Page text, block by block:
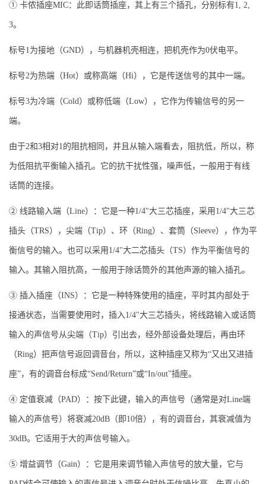
① 卡侬插座MIC：此即话筒插座，其上有三个插孔，分别标有1, 2,
3。
标号1为接地（GND），与机器机壳相连，把机壳作为0伏电平。
标号2为热端（Hot）或称高端（Hi），它是传送信号的其中一端。
标号3为冷端（Cold）或称低端（Low），它作为传输信号的另一
端。
由于2和3相对1的阻抗相同，并且从输入端看去，阻抗低，所以，称
为低阻抗平衡输入插孔。它的抗干扰性强，噪声低，一般用于有线
话筒的连接。
② 线路输入端（Line）：它是一种1/4"大三芯插座，采用1/4"大三芯
插头（TRS），尖端（Tip）、环（Ring）、套筒（Sleeve），作为平
衡信号的输入。也可以采用1/4"大二芯插头（TS）作为平衡信号的
输入。其输入阻抗高，一般用于除话筒外的其他声源的输入插孔。
③ 插入插座（INS）：它是一种特殊使用的插座，平时其内部处于
接通状态，当需要使用时，插入1/4"大三芯插头，将线路输入或话筒
输入的声信号从尖端（Tip）引出去，经外部设备处理后，再由环
（Ring）把声信号返回调音台，所以，这种插座又称为“又出又进插
座”，有的调音台标成“Send/Return”或“In/out”插座。
④ 定值衰减（PAD）：按下此键，输入的声信号（通常是对Line端
输入的声信号）将衰减20dB（即10倍），有的调音台，其衰减值为
30dB。它适用于大的声信号输入。
⑤ 增益调节（Gain）：它是用来调节输入声信号的放大量，它与